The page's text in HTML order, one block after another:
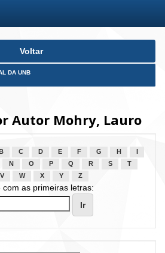
Voltar
DA UNB
Autor Mohry, Lauro
B C D E F G H
N O P Q R S
T
V W X Y Z
com as primeiras letras: